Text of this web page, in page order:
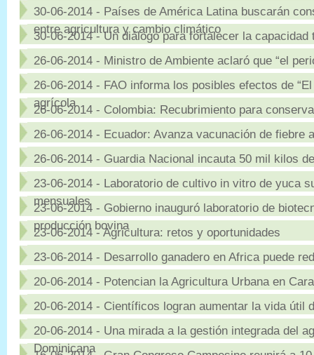
30-06-2014 - Países de América Latina buscarán
entre agricultura y cambio climático
30-06-2014 - Un diálogo para fortalecer la capacidad
26-06-2014 - Ministro de Ambiente aclaró que “el
26-06-2014 - FAO informa los posibles efectos de
agrícola
26-06-2014 - Colombia: Recubrimiento para
26-06-2014 - Ecuador: Avanza vacunación de fiebre
26-06-2014 - Guardia Nacional incauta 50 mil kilos
23-06-2014 - Laboratorio de cultivo in vitro de yuca
mensuales
23-06-2014 - Gobierno inauguró laboratorio de
producción bovina
23-06-2014 - Agricultura: retos y oportunidades
23-06-2014 - Desarrollo ganadero en Africa puede
20-06-2014 - Potencian la Agricultura Urbana en
20-06-2014 - Científicos logran aumentar la vida útil
20-06-2014 - Una mirada a la gestión integrada del
Dominicana